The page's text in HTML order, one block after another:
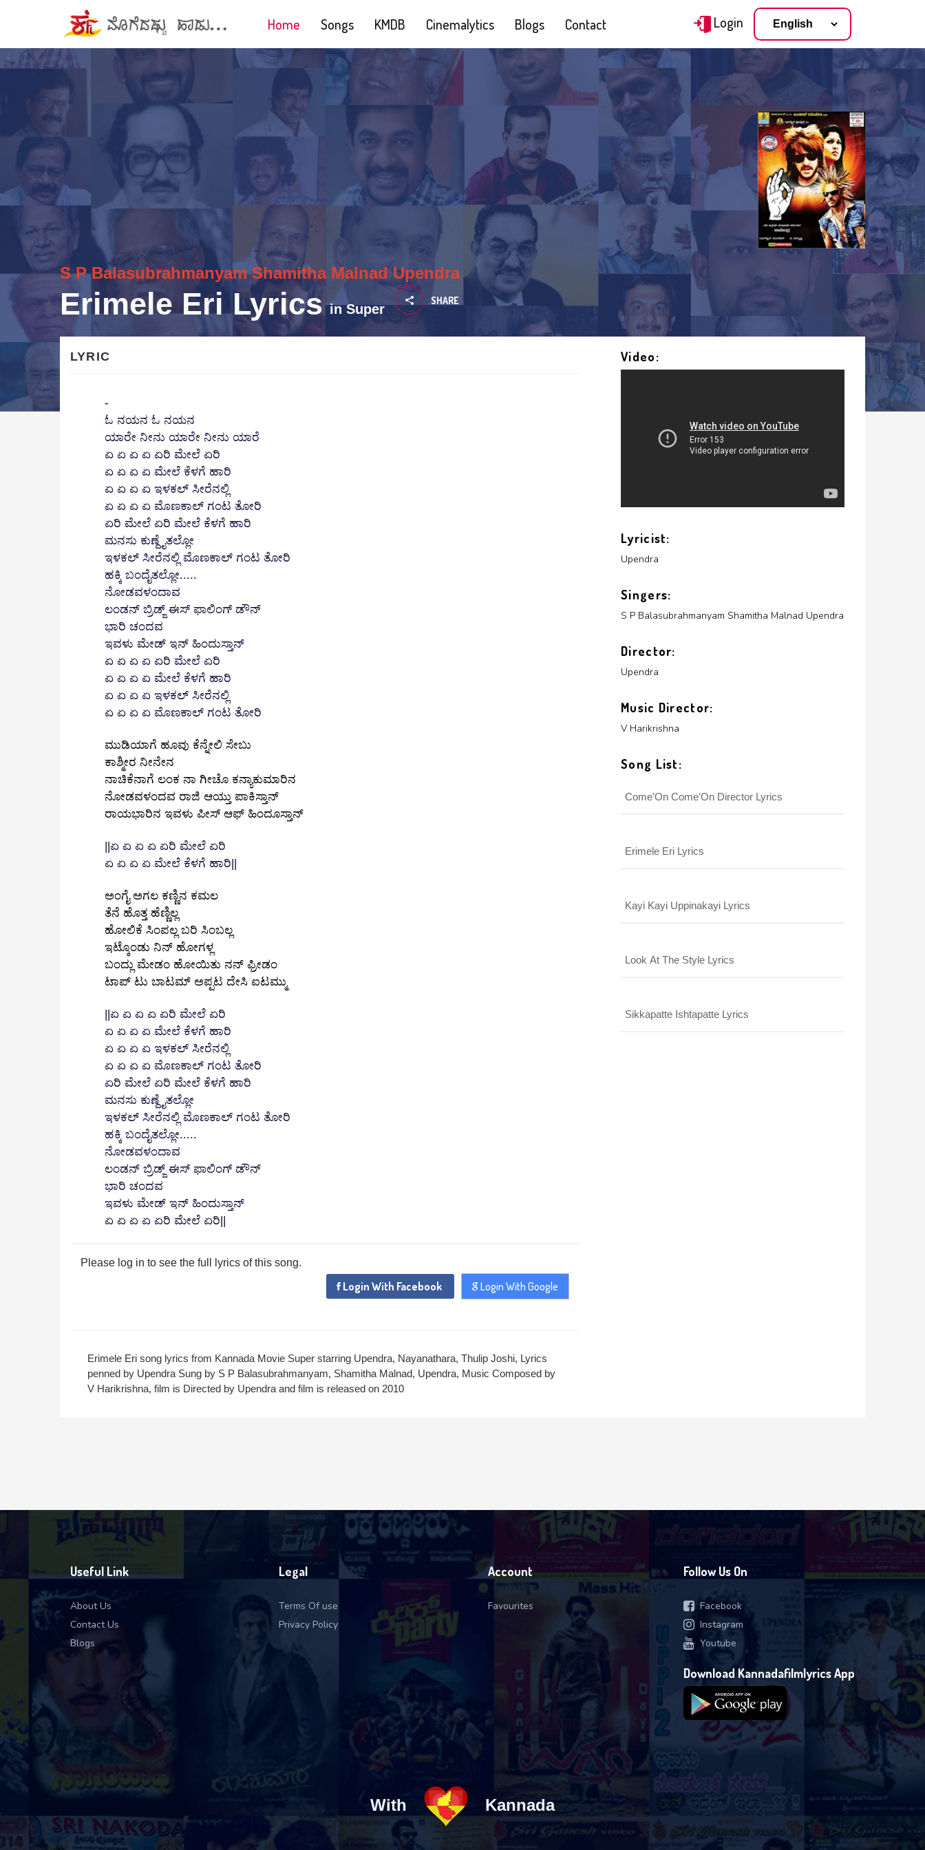
Home Songs KMDB Cinemalytics Blogs Contact Login
S P BalasubrahmanyamShamitha Malnad Upendra
Erimele Eri Lyrics inSuper
SHARE
LYRIC
-
ಓ ನಯನ ಓ ನಯನ
ಯಾರೇ ನೀನು ಯಾರೇ ನೀನು ಯಾರೆ
ಏ ಏ ಏ ಏ ಏರಿ ಮೇಲೆ ಏರಿ
ಏ ಏ ಏ ಏ ಮೇಲೆ ಕೆಳಗೆ ಹಾರಿ
ಏ ಏ ಏ ಏ ಇಳಕಲ್ ಸೀರೆನಲ್ಲಿ
ಏ ಏ ಏ ಏ ಮೊಣಕಾಲ್ ಗಂಟ ತೋರಿ
ಏರಿ ಮೇಲೆ ಏರಿ ಮೇಲೆ ಕೆಳಗೆ ಹಾರಿ
ಮನಸು ಕುಣ್ದೈತಲ್ಲೋ
ಇಳಕಲ್ ಸೀರೆನಲ್ಲಿ ಮೊಣಕಾಲ್ ಗಂಟ ತೋರಿ
ಹಕ್ಕಿ ಬಂದೈತಲ್ಲೋ.....
ನೋಡವಳಂದಾವ
ಲಂಡನ್ ಬ್ರಿಡ್ಜ್ ಈಸ್ ಫಾಲಿಂಗ್ ಡೌನ್
ಭಾರಿ ಚಂದವ
ಇವಳು ಮೇಡ್ ಇನ್ ಹಿಂದುಸ್ತಾನ್
ಏ ಏ ಏ ಏ ಏರಿ ಮೇಲೆ ಏರಿ
ಏ ಏ ಏ ಏ ಮೇಲೆ ಕೆಳಗೆ ಹಾರಿ
ಏ ಏ ಏ ಏ ಇಳಕಲ್ ಸೀರೆನಲ್ಲಿ
ಏ ಏ ಏ ಏ ಮೊಣಕಾಲ್ ಗಂಟ ತೋರಿ
ಮುಡಿಯಾಗೆ ಹೂವು ಕೆನ್ನೇಲಿ ಸೇಬು
ಕಾಶ್ಮೀರ ನೀನೇನ
ನಾಚಿಕೆನಾಗೆ ಲಂಕ ನಾ ಗೀಚೊ ಕನ್ಯಾಕುಮಾರಿನ
ನೋಡವಳಂದವ ರಾಜಿ ಆಯ್ತು ಪಾಕಿಸ್ತಾನ್‌
ರಾಯಭಾರಿನ ಇವಳು ಪೀಸ್‌ ಆಫ್‌ ಹಿಂದೂಸ್ತಾನ್‌
||ಏ ಏ ಏ ಏ ಏರಿ ಮೇಲೆ ಏರಿ
ಏ ಏ ಏ ಏ ಮೇಲೆ ಕೆಳಗೆ ಹಾರಿ||
ಅಂಗೈ ಅಗಲ ಕಣ್ಣಿನ ಕಮಲ
ತೆನೆ ಹೊತ್ತ ಹೆಣ್ಣಿಲ್ಲ
ಹೋಲಿಕೆ ಸಿಂಪಲ್ಲ ಬರಿ ಸಿಂಬಲ್ಲ
ಇಟ್ಕೊಂಡು ನಿನ್‌ ಹೋಗಳ್ಲ
ಬಂದ್ಲು ಮೇಡಂ ಹೋಯಿತು ನನ್‌ ಫ್ರೀಡಂ
ಟಾಪ್‌ ಟು ಬಾಟಮ್‌ ಅಪ್ಪಟ ದೇಸಿ ಐಟಮ್ಮು
||ಏ ಏ ಏ ಏ ಏರಿ ಮೇಲೆ ಏರಿ
ಏ ಏ ಏ ಏ ಮೇಲೆ ಕೆಳಗೆ ಹಾರಿ
ಏ ಏ ಏ ಏ ಇಳಕಲ್ ಸೀರೆನಲ್ಲಿ
ಏ ಏ ಏ ಏ ಮೊಣಕಾಲ್ ಗಂಟ ತೋರಿ
ಏರಿ ಮೇಲೆ ಏರಿ ಮೇಲೆ ಕೆಳಗೆ ಹಾರಿ
ಮನಸು ಕುಣ್ದೈತಲ್ಲೋ
ಇಳಕಲ್ ಸೀರೆನಲ್ಲಿ ಮೊಣಕಾಲ್ ಗಂಟ ತೋರಿ
ಹಕ್ಕಿ ಬಂದೈತಲ್ಲೋ.....
ನೋಡವಳಂದಾವ
ಲಂಡನ್ ಬ್ರಿಡ್ಜ್ ಈಸ್ ಫಾಲಿಂಗ್ ಡೌನ್
ಭಾರಿ ಚಂದವ
ಇವಳು ಮೇಡ್ ಇನ್ ಹಿಂದುಸ್ತಾನ್
ಏ ಏ ಏ ಏ ಏರಿ ಮೇಲೆ ಏರಿ||
Please log in to see the full lyrics of this song.
Login With Facebook Login With Google
Erimele Eri song lyrics from Kannada Movie Super starring Upendra, Nayanathara, Thulip Joshi, Lyrics
penned by Upendra Sung by S P Balasubrahmanyam, Shamitha Malnad, Upendra, Music Composed by
V Harikrishna, film is Directed by Upendra and film is released on 2010
Video:
Lyricist:
Upendra
Singers:
S P Balasubrahmanyam Shamitha Malnad Upendra
Director:
Upendra
Music Director:
V Harikrishna
Song List:
Come’On Come’On Director Lyrics
Erimele Eri Lyrics
Kayi Kayi Uppinakayi Lyrics
Look At The Style Lyrics
Sikkapatte Ishtapatte Lyrics
Useful Link
About Us
Contact Us
Blogs
Legal
Terms Of use
Privacy Policy
Account
Favourites
Follow Us On
Facebook
Instagram
Youtube
Download Kannadafilmlyrics App
With Kannada